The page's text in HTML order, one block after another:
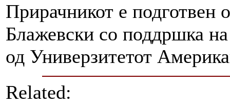
Прирачникот е подготвен
Блажевски со поддршка
од Универзитетот
Related: